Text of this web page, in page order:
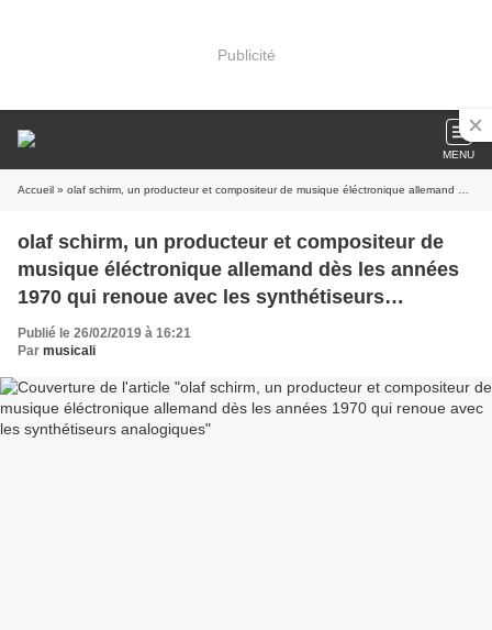
Publicité
MENU
Accueil » olaf schirm, un producteur et compositeur de musique éléctronique allemand dès les années 1970 qui renoue avec les synthétiseurs analogiques
olaf schirm, un producteur et compositeur de
musique éléctronique allemand dès les années
1970 qui renoue avec les synthétiseurs
analogiques
Publié le 26/02/2019 à 16:21
Par musicali